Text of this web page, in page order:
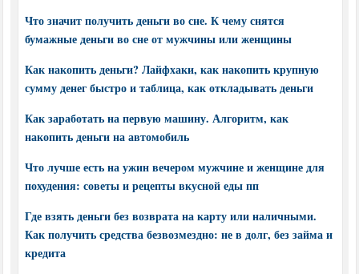
Что значит получить деньги во сне. К чему снятся
бумажные деньги во сне от мужчины или женщины
Как накопить деньги? Лайфхаки, как накопить крупную
сумму денег быстро и таблица, как откладывать деньги
Как заработать на первую машину. Алгоритм, как
накопить деньги на автомобиль
Что лучше есть на ужин вечером мужчине и женщине для
похудения: советы и рецепты вкусной еды пп
Где взять деньги без возврата на карту или наличными.
Как получить средства безвозмездно: не в долг, без займа и
кредита